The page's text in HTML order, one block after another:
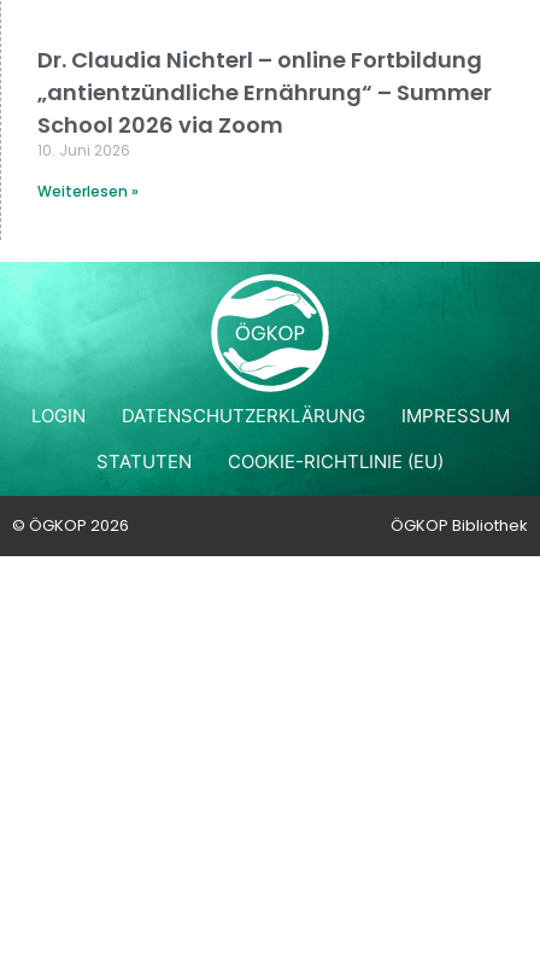
Dr. Claudia Nichterl – online Fortbildung
„antientzündliche Ernährung“ – Summer
School 2026 via Zoom
10. Juni 2026
Weiterlesen »
LOGIN DATENSCHUTZERKLÄRUNG
IMPRESSUM
STATUTEN
COOKIE-RICHTLINIE (EU)
© ÖGKOP 2026 ÖGKOP Bibliothek